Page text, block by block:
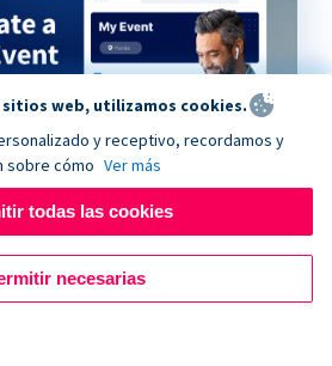
Event on Donorbox
sitios web, utilizamos cookies.
y receptivo, recordamos y
sobre cómo Ver más
todas las cookies
necesarias